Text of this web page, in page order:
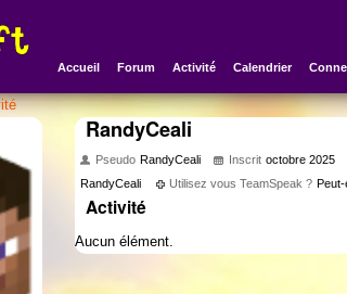
Accueil Forum Activité Calendrier
RandyCeali
Pseudo RandyCeali Inscrit octobre 2025
RandyCeali
Utilisez vous TeamSpeak ?
Activité
Aucun élément.